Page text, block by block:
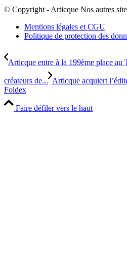
© Copyright - Articque Nos autres
Mentions légales et CGU
Politique de protection des
Articque entre à la 199ème place au
créateurs de... Articque acquiert
Foldex
Faire défiler vers le haut